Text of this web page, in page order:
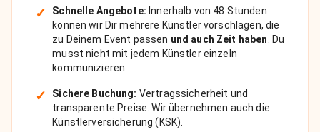
✓ Schnelle Angebote: Innerhalb von 48 Stunden
können wir Dir mehrere Künstler vorschlagen, die
zu Deinem Event passen und auch Zeit haben . Du
musst nicht mit jedem Künstler einzeln
kommunizieren.
✓ Sichere Buchung: Vertragssicherheit und
transparente Preise. Wir übernehmen auch die
Künstlerversicherung (KSK).